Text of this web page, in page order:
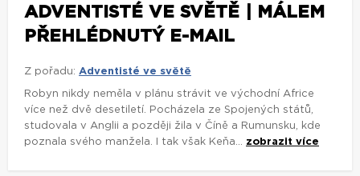
ADVENTISTÉ VE SVĚTĚ | MÁLEM
PŘEHLÉDNUTÝ E-MAIL
Z pořadu: Adventisté ve světě
Robyn nikdy neměla v plánu strávit ve východní Africe
více než dvě desetiletí. Pocházela ze Spojených států,
studovala v Anglii a později žila v Číně a Rumunsku, kde
poznala svého manžela. I tak však Keňa... zobrazit více